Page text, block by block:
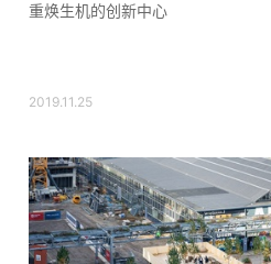
重焕生机的创新中心
2019.11.25